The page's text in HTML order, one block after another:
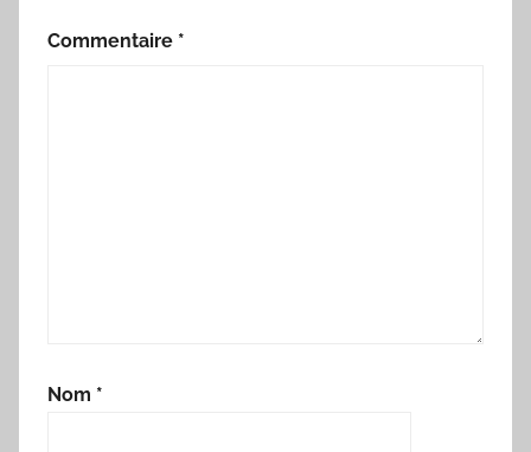
Commentaire *
Nom *